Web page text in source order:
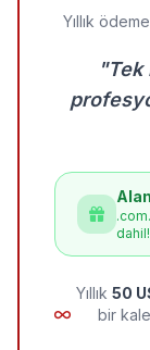
Yıllık
dahil!
Yıllık 50
bir